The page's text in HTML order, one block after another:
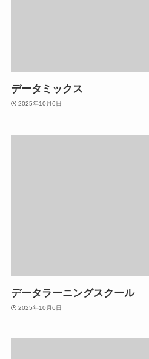
データミックス
2025年10月6日
データラーニングスクール
2025年10月6日